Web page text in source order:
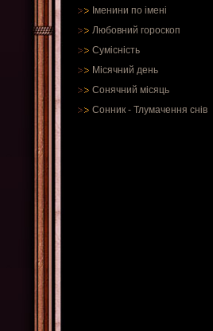
Іменини по імені
Любовний гороскоп
Сумісність
Місячний день
Сонячний місяць
Сонник - Тлумачення снів